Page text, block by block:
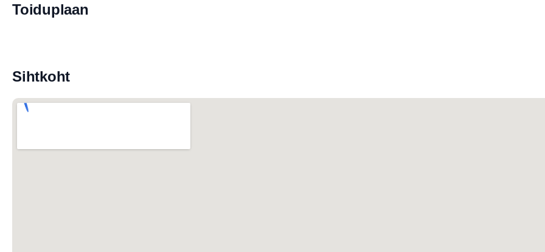
Toiduplaan
Sihtkoht